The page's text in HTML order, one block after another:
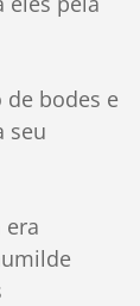
de bodes e
seu
era